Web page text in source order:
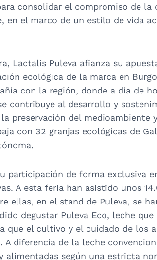
consolidar el compromiso de
en el marco de un estilo de vida
Lactalis Puleva afianza su
ecológica de la marca en
con la región, donde a día de
contribuye al desarrollo y
preservación del medioambiente
con 32 granjas ecológicas de
participación de forma exclusiva
A esta feria han asistido unos
ellas, en el stand de Puleva, se
degustar Puleva Eco, leche
que el cultivo y el cuidado de los
A diferencia de la leche
alimentadas según una estricta